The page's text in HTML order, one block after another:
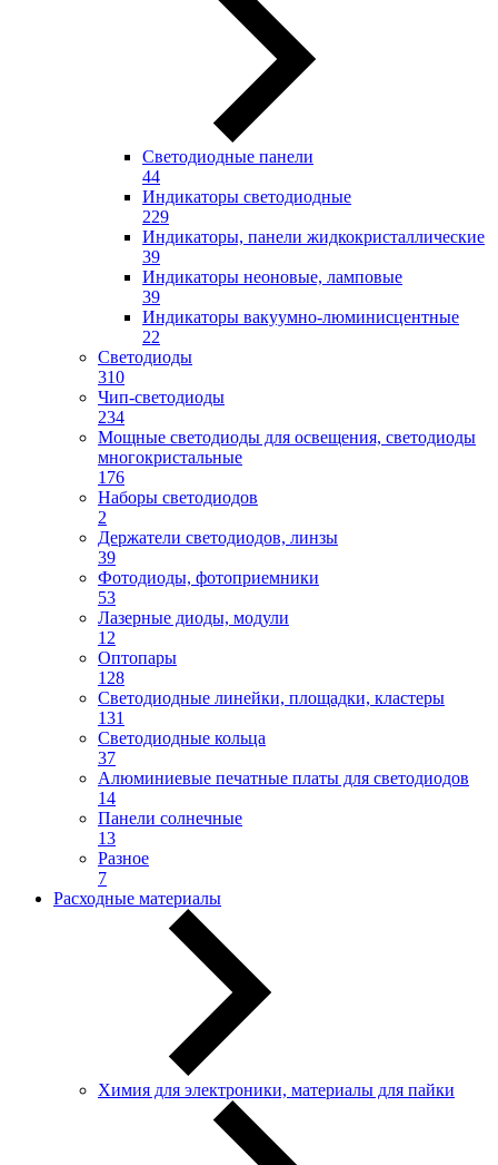
Светодиодные панели
44
Индикаторы светодиодные
229
Индикаторы, панели жидкокристаллические
39
Индикаторы неоновые, ламповые
39
Индикаторы вакуумно-люминисцентные
22
Светодиоды
310
Чип-светодиоды
234
Мощные светодиоды для освещения, светодиоды
многокристальные
176
Наборы светодиодов
2
Держатели светодиодов, линзы
39
Фотодиоды, фотоприемники
53
Лазерные диоды, модули
12
Оптопары
128
Светодиодные линейки, площадки, кластеры
131
Светодиодные кольца
37
Алюминиевые печатные платы для светодиодов
14
Панели солнечные
13
Разное
7
Расходные материалы
Химия для электроники, материалы для пайки